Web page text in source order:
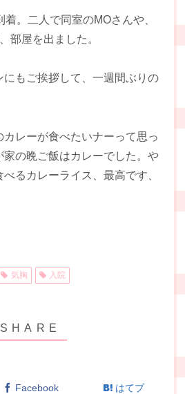
。二人で同室のMOさんや、
部屋を出ました。
もご挨拶して、一週間ぶりの
レーが食べたいナーって思っ
家の晩ご飯はカレーでした。や
るカレーライス、最高です、
気胸 入院
Facebook はてブ